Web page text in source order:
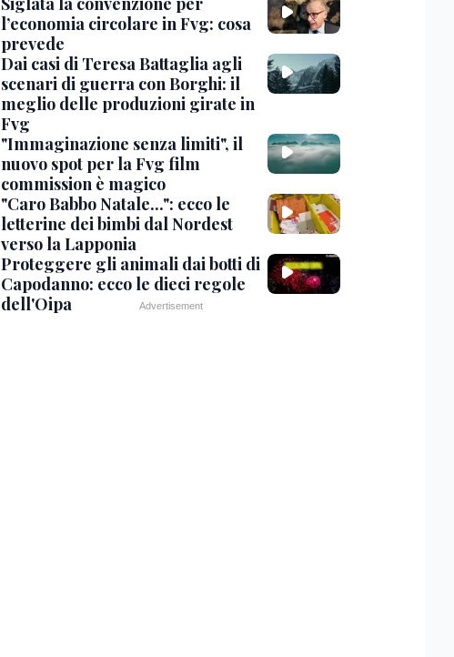
l’economia circolare in Fvg: cosa
prevede
Dai casi di Teresa Battaglia agli
scenari di guerra con Borghi: il
meglio delle produzioni girate in
Fvg
"Immaginazione senza limiti", il
nuovo spot per la Fvg film
commission è magico
"Caro Babbo Natale...": ecco le
letterine dei bimbi dal Nordest
verso la Lapponia
Proteggere gli animali dai botti di
Capodanno: ecco le dieci regole
dell'Oipa